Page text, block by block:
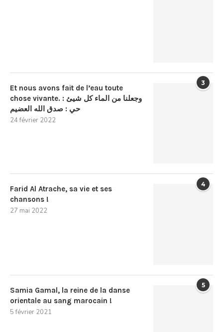
3
Et nous avons fait de l’eau toute
chose vivante. : وجعلنا من الماء كل شيئ
حي : صدق الله العضيم
24 février 2022
4
Farid Al Atrache, sa vie et ses
chansons !
27 mai 2022
5
Samia Gamal, la reine de la danse
orientale au sang marocain !
5 février 2021